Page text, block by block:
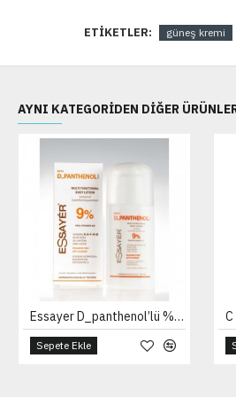
ETIKETLER: güneş kremi
AYNI KATEGORIDEN DIĞER
Essayer D_panthenol’lü % 9 Cilt Bakım Losyonu 125 Ml
Sepete Ekle